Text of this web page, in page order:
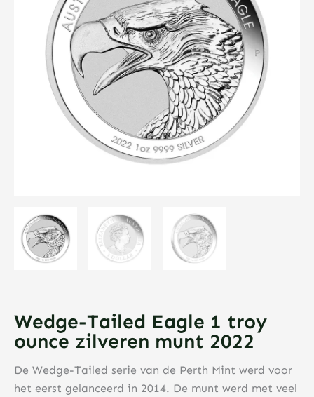
Wedge-Tailed Eagle 1 troy
ounce zilveren munt 2022
De Wedge-Tailed serie van de Perth Mint werd voor
het eerst gelanceerd in 2014. De munt werd met veel